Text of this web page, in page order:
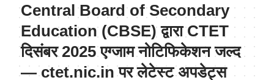
Central Board of Secondary
Education (CBSE) द्वारा CTET
दिसंबर 2025 एग्जाम नोटिफिकेशन जल्द
— ctet.nic.in पर लेटेस्ट अपडेट्स